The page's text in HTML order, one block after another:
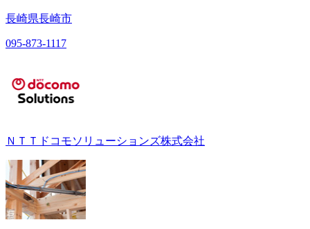
長崎県長崎市
095-873-1117
ＮＴＴドコモソリューションズ株式会社